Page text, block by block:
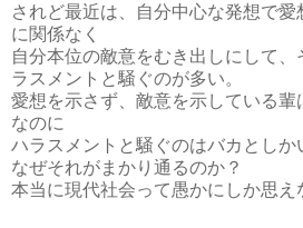
されど最近は、自分中心な発想で
に関係なく
自分本位の敵意をむき出しにして
ラスメントと騒ぐのが多い。
愛想を示さず、敵意を示している輩
なのに
ハラスメントと騒ぐのはバカとしか
なぜそれがまかり通るのか？
本当に現代社会って愚かにしか思え